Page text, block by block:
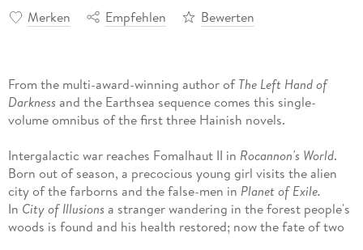
Merken Empfehlen Bewerten
From the multi-award-winning author ofThe Left Hand of
Darkness and the Earthsea sequence comes this single-
volume omnibus of the first three Hainish novels.
Intergalactic war reaches Fomalhaut II in Rocannon's World.
Born out of season, a precocious young girl visits the alien
city of the farborns and the false-men in Planet of Exile.
In City of Illusions a stranger wandering in the forest people's
woods is found and his health restored; now the fate of two